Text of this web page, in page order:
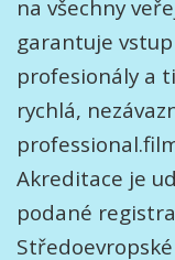
na všechny
garantuje
profesionály a
rychlá,
Akreditace je
podané